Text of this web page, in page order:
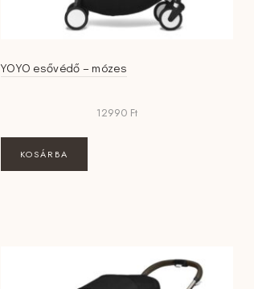
YOYO esővédő – mózes
12990 Ft
KOSÁRBA